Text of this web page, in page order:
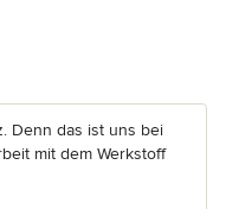
Sternen
Denn das ist uns bei
mit dem Werkstoff